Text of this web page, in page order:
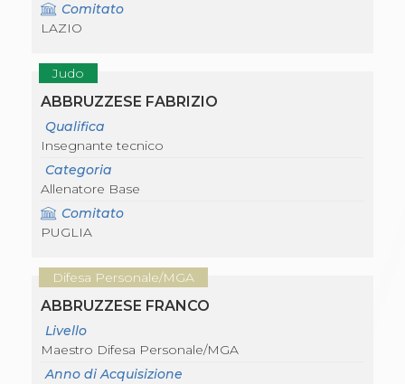
Comitato
LAZIO
Judo
ABBRUZZESE FABRIZIO
Qualifica
Insegnante tecnico
Categoria
Allenatore Base
Comitato
PUGLIA
Difesa Personale/MGA
ABBRUZZESE FRANCO
Livello
Maestro Difesa Personale/MGA
Anno di Acquisizione